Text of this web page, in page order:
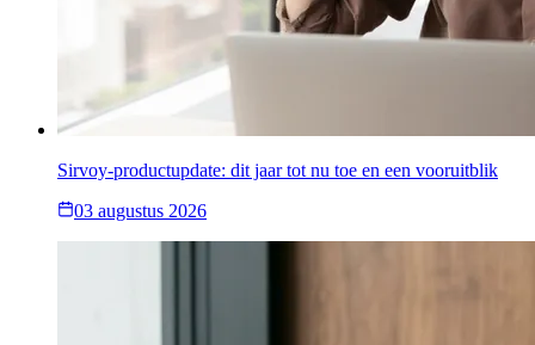
Sirvoy-productupdate: dit jaar tot nu toe en een vooruitblik
03 augustus 2026